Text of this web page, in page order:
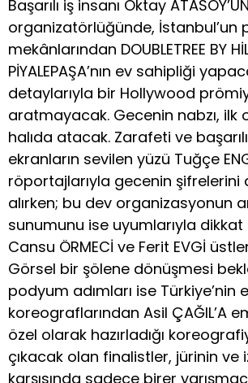
Başarılı iş insanı Oktay
organizatörlüğünde, İstanbul’un
mekânlarından DOUBLETREE BY
PİYALEPAŞA’nın ev sahipliği
detaylarıyla bir Hollywood
aratmayacak. Gecenin nabzı, ilk
halıda atacak. Zarafeti ve
ekranların sevilen yüzü Tuğçe
röportajlarıyla gecenin şifrelerini
alırken; bu dev organizasyonun
sunumunu ise uyumlarıyla dikkat
Cansu ÖRMECİ ve Ferit EVGİ
Görsel bir şölene dönüşmesi
podyum adımları ise Türkiye’nin
koreograflarından Asil ÇAĞIL’A
özel olarak hazırladığı
çıkacak olan finalistler, jürinin ve
karşısında sadece birer